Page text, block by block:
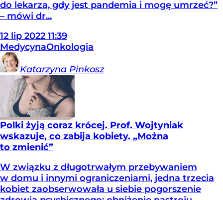
do lekarza, gdy jest pandemia i mogę umrzeć?”
– mówi dr...
12 lip 2022 11:39
MedycynaOnkologia
Katarzyna Pinkosz
Polki żyją coraz krócej. Prof. Wojtyniak
wskazuje, co zabija kobiety. „Można
to zmienić”
W związku z długotrwałym przebywaniem
w domu i innymi ograniczeniami, jedna trzecia
kobiet zaobserwowała u siebie pogorszenie